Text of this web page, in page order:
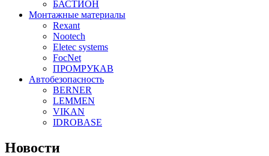
БАСТИОН
Монтажные материалы
Rexant
Nootech
Eletec systems
FocNet
ПРОМРУКАВ
Автобезопасность
BERNER
LEMMEN
VIKAN
IDROBASE
Новости